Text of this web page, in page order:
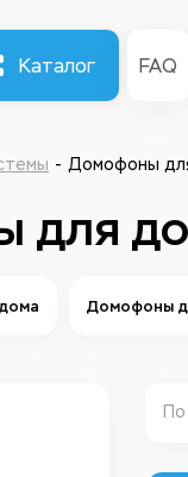
Каталог FAQ
Домофоны
для
Домофоны